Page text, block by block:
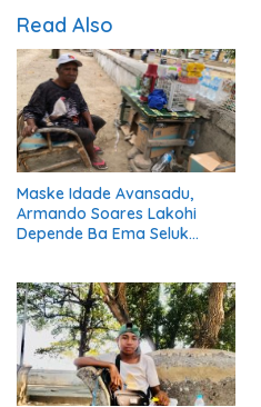
Read Also
Maske Idade Avansadu,
Armando Soares Lakohi
Depende Ba Ema Seluk